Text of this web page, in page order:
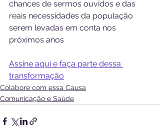
chances de sermos ouvidos e das
reais necessidades da população
serem levadas em conta nos
próximos anos
Assine aqui e faça parte dessa
transformação
Colabore com essa Causa
Comunicação e Saúde